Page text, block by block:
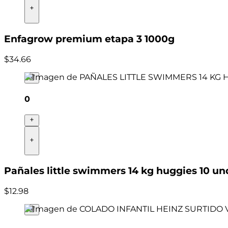
Enfagrow premium etapa 3 1000g
$34.66
0
Pañales little swimmers 14 kg huggies 10
$12.98